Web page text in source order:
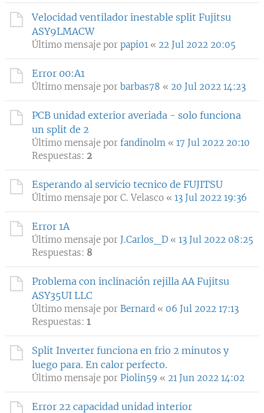
Velocidad ventilador inestable split Fujitsu
ASY9LMACW
Último mensaje por papi01« 22 Jul 2022 20:05
Error 00:A1
Último mensaje por barbas78 « 20 Jul 2022 14:23
PCB unidad exterior averiada - solo funciona
un split de 2
Último mensaje por fandinolm « 17 Jul 2022 20:10
Respuestas: 2
Esperando al servicio tecnico de FUJITSU
Último mensaje por C. Velasco « 13 Jul 2022 19:36
Error 1A
Último mensaje por J.Carlos_D « 13 Jul 2022 08:25
Respuestas: 8
Problema con inclinación rejilla AA Fujitsu
ASY35UI LLC
Último mensaje por Bernard « 06 Jul 2022 17:13
Respuestas: 1
Split Inverter funciona en frio 2 minutos y
luego para. En calor perfecto.
Último mensaje por Piolin59 « 21 Jun 2022 14:02
Error 22 capacidad unidad interior